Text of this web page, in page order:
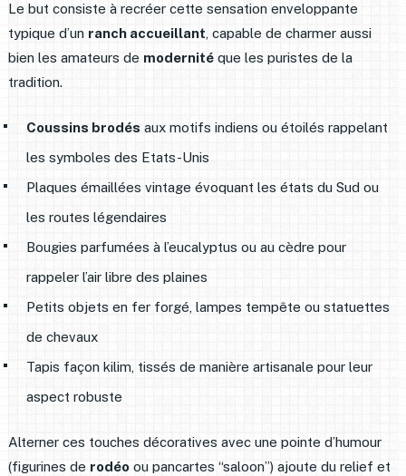
Le but consiste à recréer cette sensation enveloppante
typique d’un ranch accueillant, capable de charmer aussi
bien les amateurs de modernitéque les puristes de la
tradition.
Coussins brodésaux motifs indiens ou étoilés rappelant
les symboles des Etats-Unis
Plaques émaillées vintage évoquant les états du Sud ou
les routes légendaires
Bougies parfumées à l’eucalyptus ou au cèdre pour
rappeler l’air libre des plaines
Petits objets en fer forgé, lampes tempête ou statuettes
de chevaux
Tapis façon kilim, tissés de manière artisanale pour leur
aspect robuste
Alterner ces touches décoratives avec une pointe d’humour
(figurines de rodéoou pancartes “saloon”) ajoute du relief et